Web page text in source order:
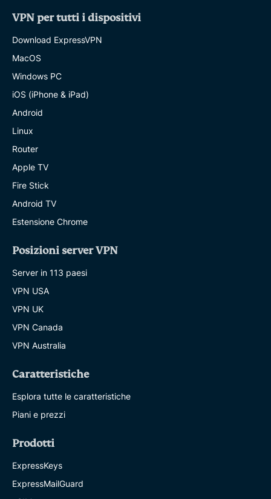
VPN per tutti i dispositivi
Download ExpressVPN
MacOS
Windows PC
iOS (iPhone & iPad)
Android
Linux
Router
Apple TV
Fire Stick
Android TV
Estensione Chrome
Posizioni server VPN
Server in 113 paesi
VPN USA
VPN UK
VPN Canada
VPN Australia
Caratteristiche
Esplora tutte le caratteristiche
Piani e prezzi
Prodotti
ExpressKeys
ExpressMailGuard